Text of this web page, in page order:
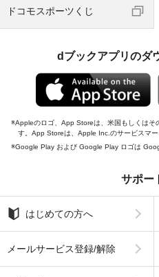
ドコモスポーツくじ
dブックアプリのダ
Appleのロゴ、App Storeは、米国もしくは
す。App Storeは、Apple Inc.のサービスマー
Google Play および Google Play ロゴは
サポー
はじめての方へ
メールサービス登録/解除